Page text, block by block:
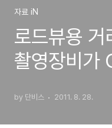
자료 iN
로드뷰용 거
촬영장비가
by 단비스 2011. 8. 28.